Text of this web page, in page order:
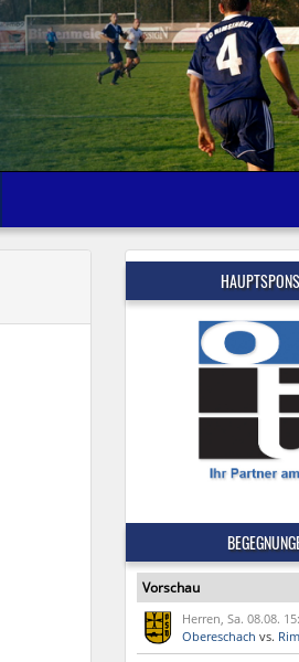
Vorschau
Herren, Sa. 08.08.
Obereschach vs.